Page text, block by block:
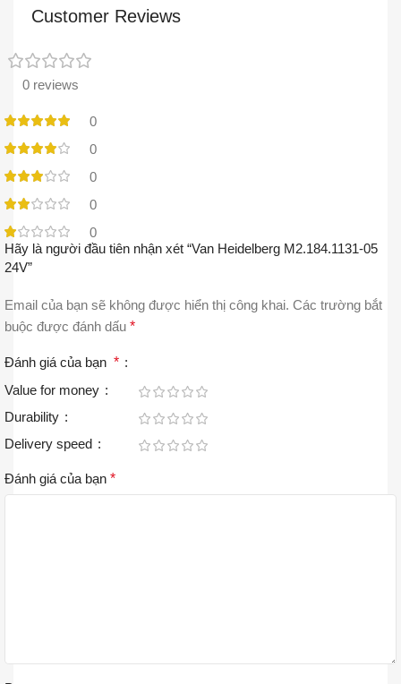
Customer Reviews
0 reviews
0
0
0
0
0
Hãy là người đầu tiên nhận xét “Van Heidelberg M2.184.1131-05
24V”
Email của bạn sẽ không được hiển thị công khai. Các trường bắt
buộc được đánh dấu *
Đánh giá của bạn *
Value for money
Durability
Delivery speed
Đánh giá của bạn *